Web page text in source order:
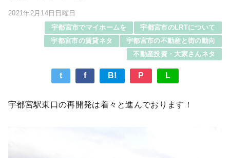
2021年2月14日日曜日
宇都宮市でマイホームを
宇都宮市のLRTについて
宇都宮市の賃貸ネタ
宇都宮市の不動産と街の動向
不動産投資・大家さんネタ
t f B! P L
宇都宮駅東口の再開発は着々と進んでおります！